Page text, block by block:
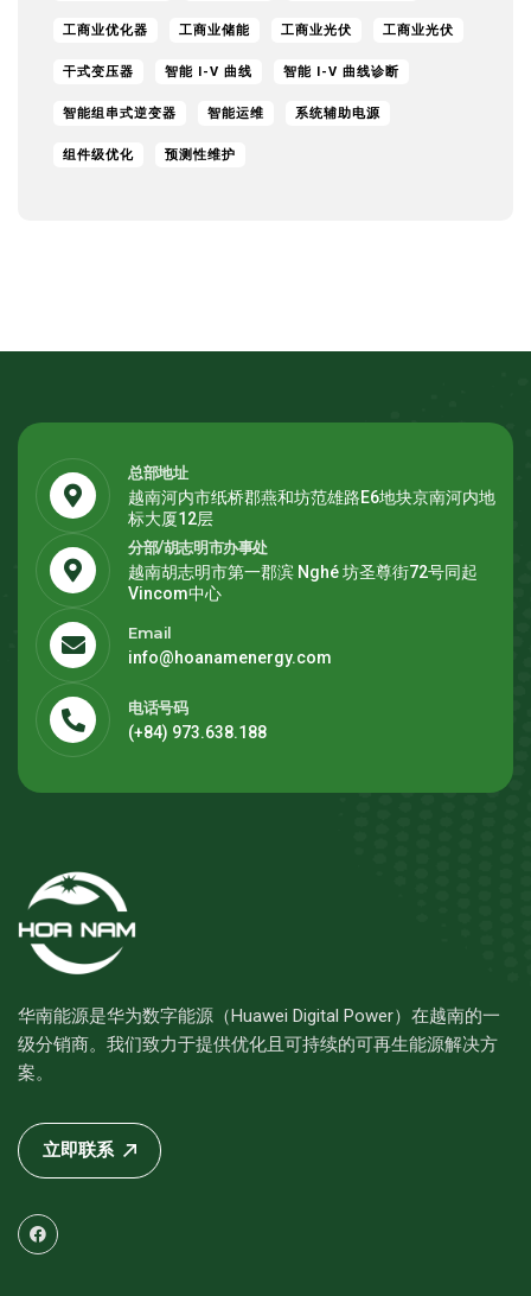
工商业优化器 工商业储能 工商业光伏 工商业光伏
干式变压器 智能 I-V 曲线 智能 I-V 曲线诊断
智能组串式逆变器 智能运维 系统辅助电源
组件级优化 预测性维护
总部地址
越南河内市纸桥郡燕和坊范雄路E6地块京南河内地
标大厦12层
分部/胡志明市办事处
越南胡志明市第一郡滨 Nghé 坊圣尊街72号同起
Vincom中心
Email
info@hoanamenergy.com
电话号码
(+84) 973.638.188
华南能源是华为数字能源（Huawei Digital Power）在越南的一
级分销商。我们致力于提供优化且可持续的可再生能源解决方
案。
立即联系